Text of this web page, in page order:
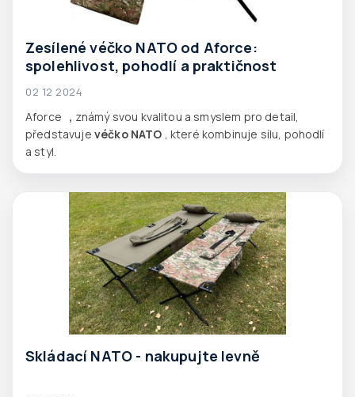
Zesílené véčko NATO od Aforce:
spolehlivost, pohodlí a praktičnost
02 12 2024
Aforce , známý svou kvalitou a smyslem pro detail,
představuje véčko NATO , které kombinuje sílu, pohodlí
a styl.
Skládací NATO - nakupujte levně